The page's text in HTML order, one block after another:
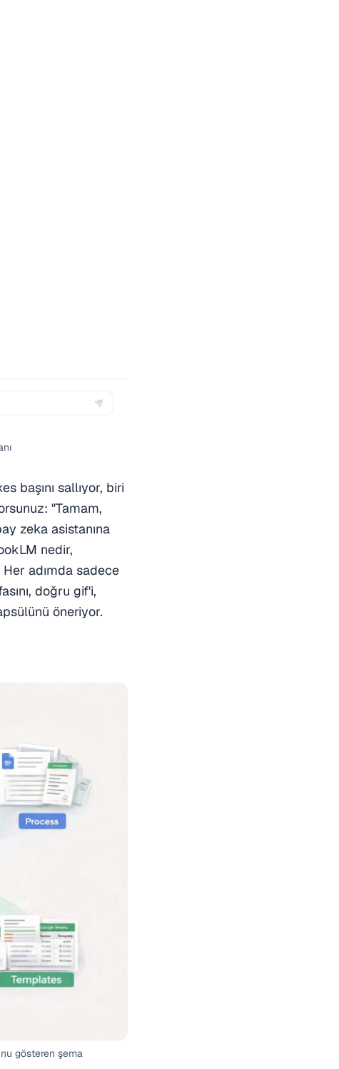
başını sallıyor, biri
"Tamam,
zeka asistanına
nedir,
Her adımda sadece
doğru gif'i,
öneriyor.
gösteren şema